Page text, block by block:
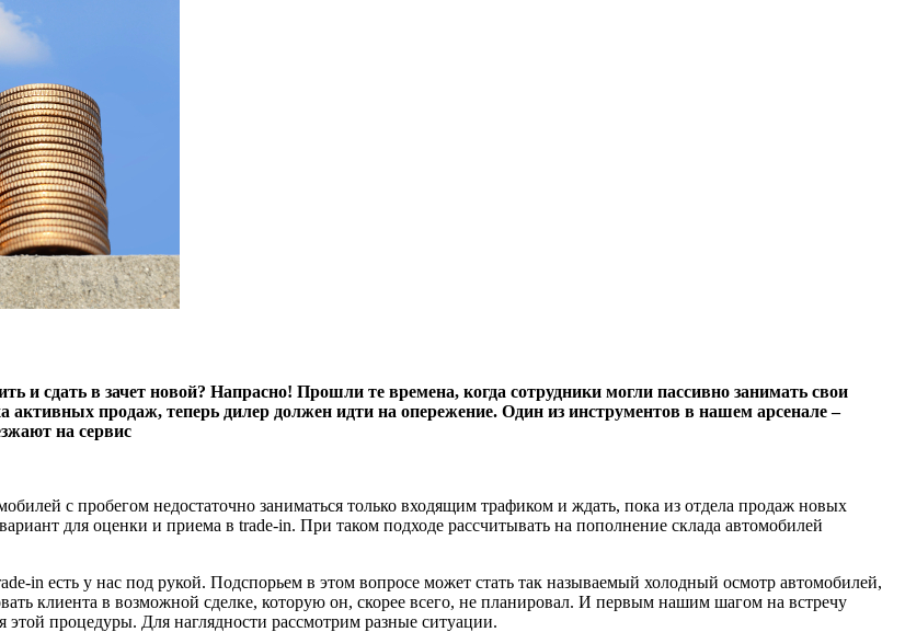
и сдать в зачет новой? Напрасно! Прошли те времена, когда сотрудники могли пассивно занимать свои
продаж, теперь дилер должен идти на опережение. Один из инструментов в нашем арсенале –
на сервис
с пробегом недостаточно заниматься только входящим трафиком и ждать, пока из отдела продаж новых
для оценки и приема в trade-in. При таком подходе рассчитывать на пополнение склада автомобилей
in есть у нас под рукой. Подспорьем в этом вопросе может стать так называемый холодный осмотр автомобилей,
клиента в возможной сделке, которую он, скорее всего, не планировал. И первым нашим шагом на встречу
этой процедуры. Для наглядности рассмотрим разные ситуации.